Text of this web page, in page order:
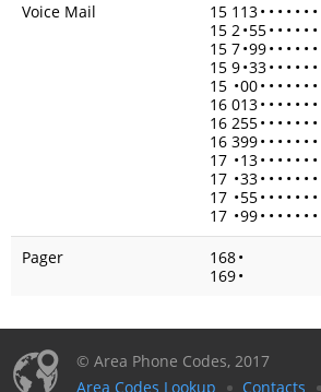
Voice Mail
15 113• • • • • • •
15 2•55• • • • • •
15 7•99• • • • • •
15 9•33• • • • • •
15 •00• • • • • • •
16 013• • • • • • •
16 255• • • • • • •
16 399• • • • • • •
17 •13• • • • • • •
17 •33• • • • • • •
17 •55• • • • • • •
17 •99• • • • • • •
Pager
168•
169•
© Area Phone Codes, 2017
Area Codes Lookup
Contacts